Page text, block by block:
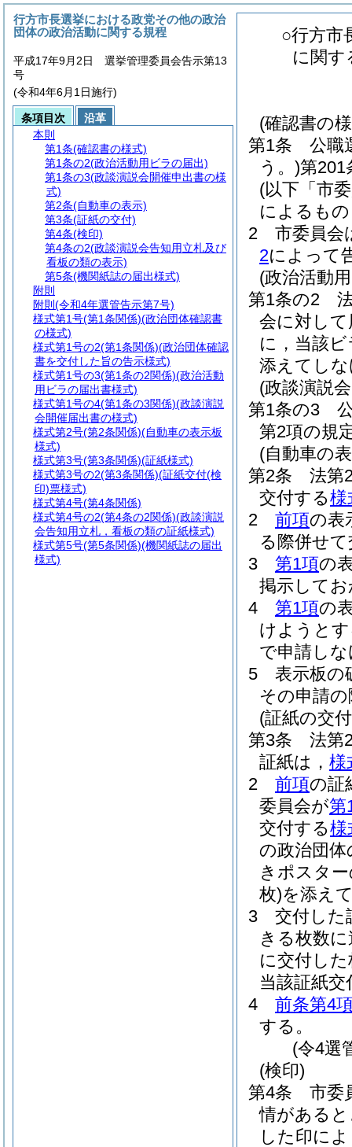
○行方市
に関す
(確認書の
第1条
公職
う。)第201
(以下「市
によるも
2
市委員会
2によって
(政治活動
第1条の2
会に対し
に，当該
添えてし
(政談演説
第1条の3
第2項の規
(自動車の
第2条
法第
交付する様
2
前項の表
る際併せ
3
第1項の
掲示して
4
第1項の
けようと
で申請し
5
表示板の
その申請
(証紙の交
第3条
法第
証紙は， 様
2
前項の証
委員会が第
交付する様
の政治団
きポスタ
枚)を添え
3
交付した
きる枚数
に交付し
当該証紙
4
前条第4
する。
(令4選
(検印)
第4条
市委
情がある
した印に
行方市長選挙における政党その他の政治
団体の政治活動に関する規程
平成17年9月2日 選挙管理委員会告示第13
号
(令和4年6月1日施行)
条項目次
沿革
本則
第1条(確認書の様式)
第1条の2(政治活動用ビラの届出)
第1条の3(政談演説会開催申出書の様
式)
第2条(自動車の表示)
第3条(証紙の交付)
第4条(検印)
第4条の2(政談演説会告知用立札及び
看板の類の表示)
第5条(機関紙誌の届出様式)
附則
附則 (令和4年選管告示第7号)
様式第1号(第1条関係)(政治団体確認書
の様式)
様式第1号の2(第1条関係)(政治団体確認
書を交付した旨の告示様式)
様式第1号の3(第1条の2関係)(政治活動
用ビラの届出書様式)
様式第1号の4(第1条の3関係)(政談演説
会開催届出書の様式)
様式第2号(第2条関係)(自動車の表示板
様式)
様式第3号(第3条関係)(証紙様式)
様式第3号の2(第3条関係)(証紙交付(検
印)票様式)
様式第4号(第4条関係)
様式第4号の2(第4条の2関係)(政談演説
会告知用立札，看板の類の証紙様式)
様式第5号(第5条関係)(機関紙誌の届出
様式)